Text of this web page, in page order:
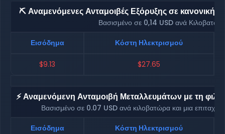
⛏️ Αναμενόμενες Ανταμοιβές Εξόρυξης σε κανονική
Βασισμένο σε 0,14 USD ανά
Εισόδημα
Κόστη Ηλεκτρισμού
$9.13 $27.65
⚡ Αναμενόμενη Ανταμοιβή Μεταλλευμάτων με τη
Βασισμένο σε 0.07 USD ανά κιλοβατώρα και μια
Εισόδημα
Κόστη Ηλεκτρισμού